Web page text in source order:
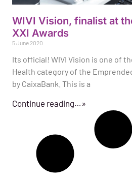
WIVI Vision, finalist at
XXI Awards
5 June 2020
Its official! WIVI Vision is one of
Health category of the
by CaixaBank. This is a
Continue reading…»